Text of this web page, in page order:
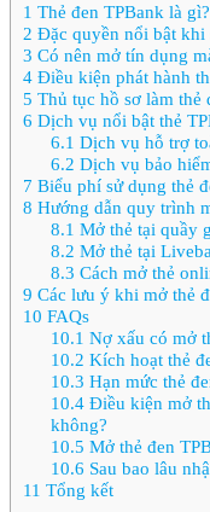
1 Thẻ đen TPBank là gì?
2 Đặc quyền nổi bật khi
3 Có nên mở tín dụng
4 Điều kiện phát hành
5 Thủ tục hồ sơ làm thẻ
6 Dịch vụ nổi bật thẻ
6.1 Dịch vụ hỗ trợ
6.2 Dịch vụ bảo
7 Biểu phí sử dụng thẻ
8 Hướng dẫn quy trình
8.1 Mở thẻ tại quầy
8.2 Mở thẻ tại
8.3 Cách mở thẻ
9 Các lưu ý khi mở thẻ
10 FAQs
10.1 Nợ xấu có mở
10.2 Kích hoạt thẻ
10.3 Hạn mức thẻ
10.4Điều kiện mở
không?
10.5 Mở thẻ đen
10.6 Sau bao lâu
11 Tổng kết